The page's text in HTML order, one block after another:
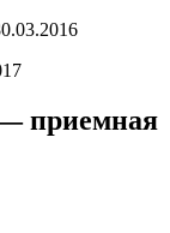
приемная